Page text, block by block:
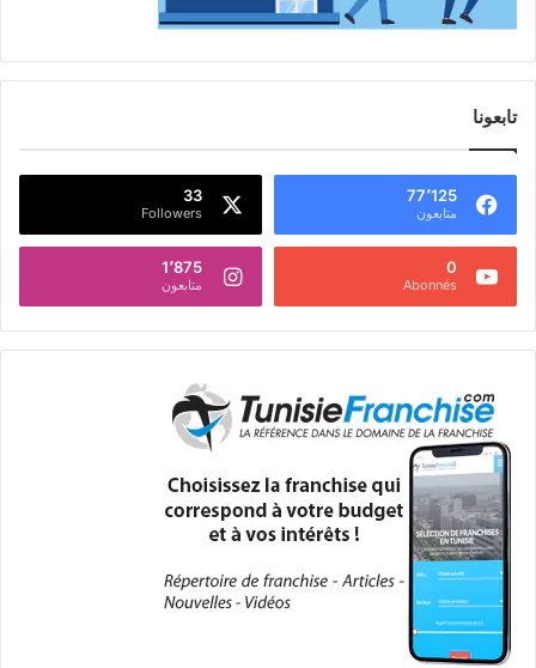
تابعونا
77٬125
متابعون
33
Followers
0
Abonnés
1٬875
متابعون